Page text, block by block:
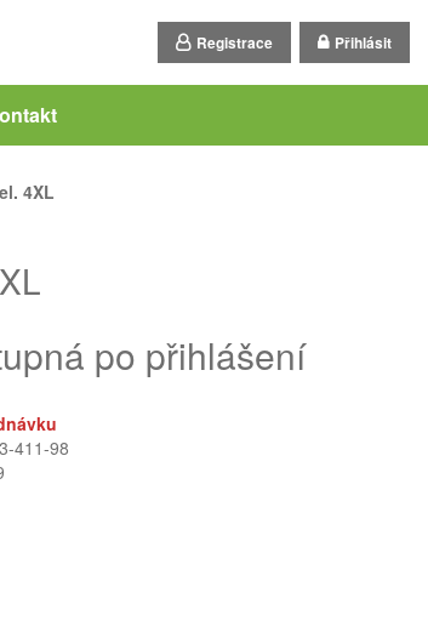
Registrace Přihlásit
4XL
po přihlášení
411-98